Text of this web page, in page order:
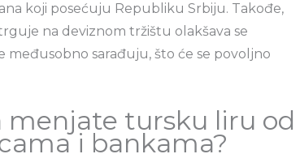
koji posećuju Republiku Srbiju. Takođe,
na deviznom tržištu olakšava se
međusobno sarađuju, što će se povoljno
menjate tursku liru od
i bankama?